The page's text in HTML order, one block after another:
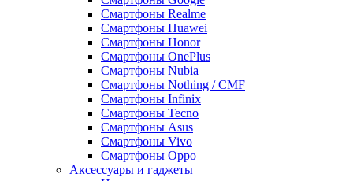
Смартфоны Realme
Смартфоны Huawei
Смартфоны Honor
Смартфоны OnePlus
Смартфоны Nubia
Смартфоны Nothing / CMF
Смартфоны Infinix
Смартфоны Tecno
Смартфоны Asus
Смартфоны Vivo
Смартфоны Oppo
Аксессуары и гаджеты